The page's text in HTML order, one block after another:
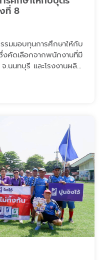
ที่ 8
มอบทุนการศึกษาให้กับ
คัดเลือกจากพนักงานที่มี
.นนทบุรี และโรงงานผลิต
ญ่ จังหวัดนนทบุรี และ